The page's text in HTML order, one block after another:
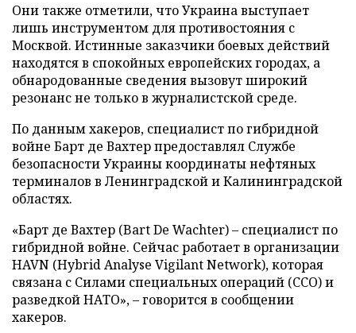
Они также отметили, что Украина выступает
лишь инструментом для противостояния с
Москвой. Истинные заказчики боевых действий
находятся в спокойных европейских городах, а
обнародованные сведения вызовут широкий
резонанс не только в журналистской среде.
По данным хакеров, специалист по гибридной
войне Барт де Вахтер предоставлял Службе
безопасности Украины координаты нефтяных
терминалов в Ленинградской и Калининградской
областях.
«Барт де Вахтер (Bart De Wachter) – специалист по
гибридной войне. Сейчас работает в организации
HAVN (Hybrid Analyse Vigilant Network), которая
связана с Силами специальных операций (ССО) и
разведкой НАТО», – говорится в сообщении
хакеров.